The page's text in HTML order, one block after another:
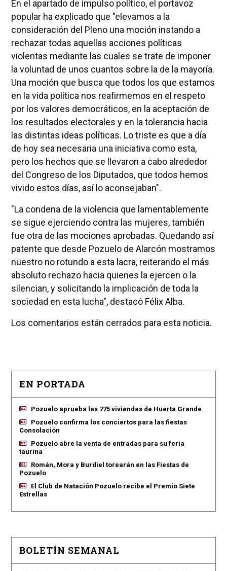
En el apartado de impulso político, el portavoz
popular ha explicado que "elevamos a la
consideración del Pleno una moción instando a
rechazar todas aquellas acciones políticas
violentas mediante las cuales se trate de imponer
la voluntad de unos cuantos sobre la de la mayoría.
Una moción que busca que todos los que estamos
en la vida política nos reafirmemos en el respeto
por los valores democráticos, en la aceptación de
los resultados electorales y en la tolerancia hacia
las distintas ideas políticas. Lo triste es que a día
de hoy sea necesaria una iniciativa como esta,
pero los hechos que se llevaron a cabo alrededor
del Congreso de los Diputados, que todos hemos
vivido estos días, así lo aconsejaban".
"La condena de la violencia que lamentablemente
se sigue ejerciendo contra las mujeres, también
fue otra de las mociones aprobadas. Quedando así
patente que desde Pozuelo de Alarcón mostramos
nuestro no rotundo a esta lacra, reiterando el más
absoluto rechazo hacia quienes la ejercen o la
silencian, y solicitando la implicación de toda la
sociedad en esta lucha", destacó Félix Alba.
Los comentarios están cerrados para esta noticia.
EN PORTADA
Pozuelo aprueba las 775 viviendas de Huerta Grande
Pozuelo confirma los conciertos para las fiestas
Consolación
Pozuelo abre la venta de entradas para su feria
taurina
Román, Mora y Burdiel torearán en las Fiestas de
Pozuelo
El Club de Natación Pozuelo recibe el Premio Siete
Estrellas
BOLETÍN SEMANAL